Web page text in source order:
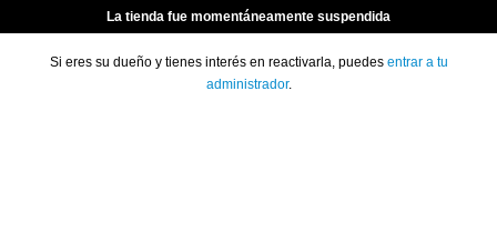
La tienda fue momentáneamente suspendida
Si eres su dueño y tienes interés en reactivarla, puedes entrar a tu
administrador.